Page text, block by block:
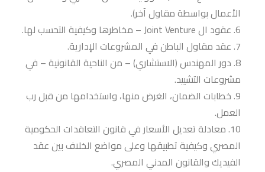
الأعمال بواسطة مقاول آخر).
عقود ال Joint Venture – مخاطرها وكيفية التحسب لها.
عقد مقاول الباطن في المشروعات الإدارية.
دور المهندس (الاستشاري) – من الناحية القانونية – في
مشروعات التشييد.
خطابات الضمان، الغرض منها، واستخدامها من قبل رب
العمل.
معادلة تعديل الأسعار في قانون التعاقدات الحكومية
المصري وكيفية تطبيقها وعلى مواضع الخلاف بين عقد
الفيديك والقانون المدني المصري.